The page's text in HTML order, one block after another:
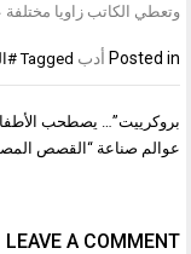
وتعطي الكاتب زاويا مختلفة
Posted in أدب Tagged
تصفّح
المقالات
بروكرييت”… يصطحب
عوالم صناعة “القصص
LEAVE A COMMENT